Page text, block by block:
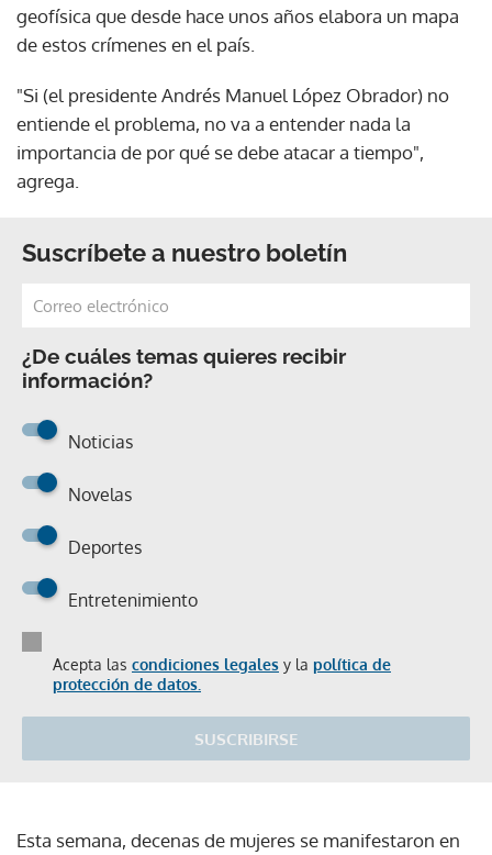
geofísica que desde hace unos años elabora un mapa
de estos crímenes en el país.
"Si (el presidente Andrés Manuel López Obrador) no
entiende el problema, no va a entender nada la
importancia de por qué se debe atacar a tiempo",
agrega.
Suscríbete a nuestro boletín
¿De cuáles temas quieres recibir
información?
Noticias
Novelas
Deportes
Entretenimiento
Acepta las condiciones legales y la política de
protección de datos.
SUSCRIBIRSE
Esta semana, decenas de mujeres se manifestaron en